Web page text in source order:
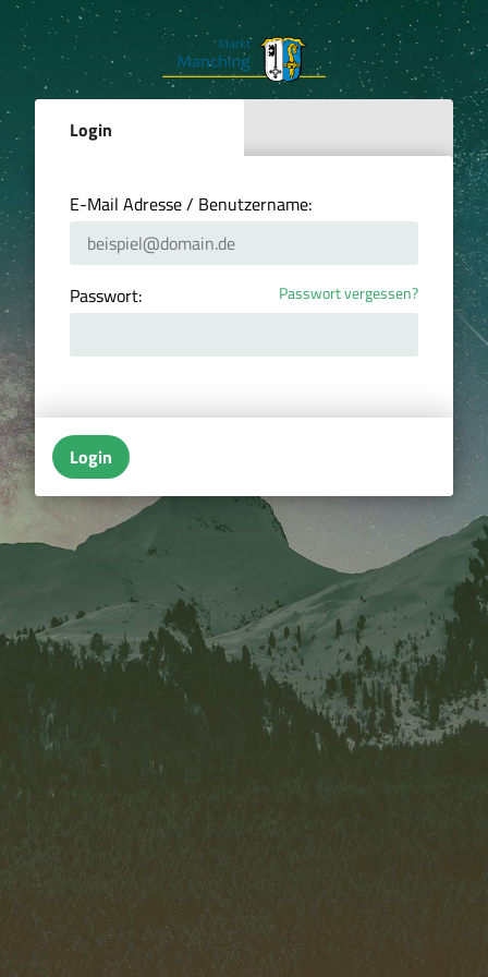
Login
E-Mail Adresse / Benutzername:
Passwort: Passwort vergessen?
Login